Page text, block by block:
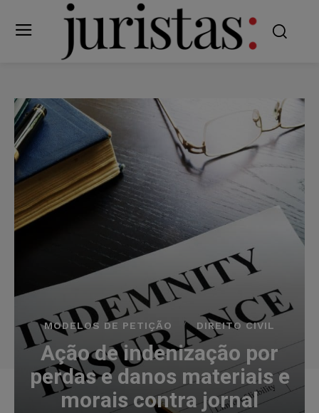
MODELOS DE PETIÇÃO DIREITO CIVIL
Ação de indenização por
perdas e danos materiais e
morais contra jornal